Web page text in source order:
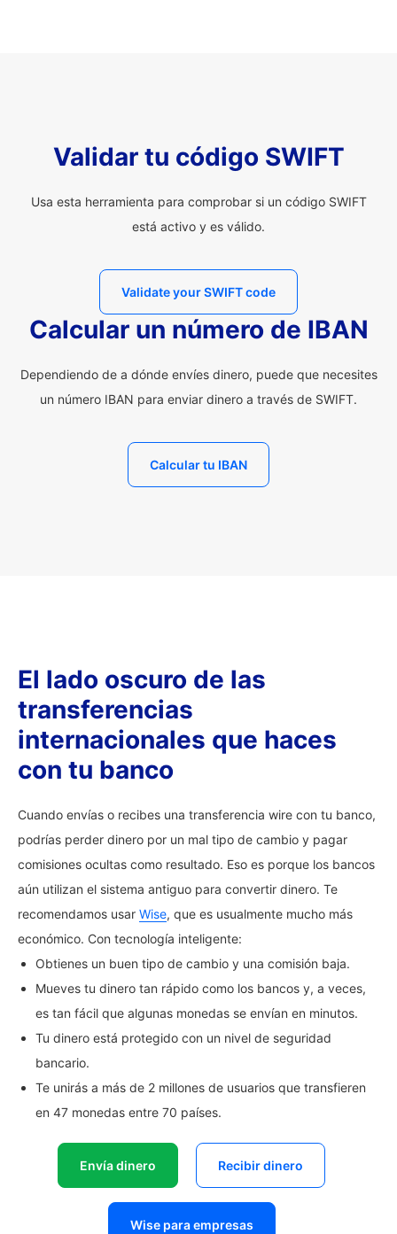
Validar tu código SWIFT
Usa esta herramienta para comprobar si un código SWIFT
está activo y es válido.
Validate your SWIFT code
Calcular un número de IBAN
Dependiendo de a dónde envíes dinero, puede que necesites
un número IBAN para enviar dinero a través de SWIFT.
Calcular tu IBAN
El lado oscuro de las
transferencias
internacionales que haces
con tu banco
Cuando envías o recibes una transferencia wire con tu banco,
podrías perder dinero por un mal tipo de cambio y pagar
comisiones ocultas como resultado. Eso es porque los bancos
aún utilizan el sistema antiguo para convertir dinero. Te
recomendamos usar Wise, que es usualmente mucho más
económico. Con tecnología inteligente:
Obtienes un buen tipo de cambio y una comisión baja.
Mueves tu dinero tan rápido como los bancos y, a veces,
es tan fácil que algunas monedas se envían en minutos.
Tu dinero está protegido con un nivel de seguridad
bancario.
Te unirás a más de 2 millones de usuarios que transfieren
en 47 monedas entre 70 países.
Envía dinero Recibir dinero
Wise para empresas